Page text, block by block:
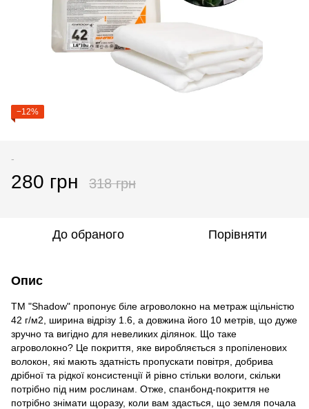
−12%
-
280 грн 318 грн
До обраного Порівняти
Опис
ТМ "Shadow" пропонує біле агроволокно на метраж щільністю
42 г/м2, ширина відрізу 1.6, а довжина його 10 метрів, що дуже
зручно та вигідно для невеликих ділянок. Що таке
агроволокно? Це покриття, яке виробляється з пропіленових
волокон, які мають здатність пропускати повітря, добрива
дрібної та рідкої консистенції й рівно стільки вологи, скільки
потрібно під ним рослинам. Отже, спанбонд-покриття не
потрібно знімати щоразу, коли вам здасться, що земля почала